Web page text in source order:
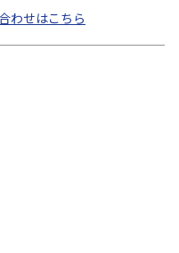
わせはこちら